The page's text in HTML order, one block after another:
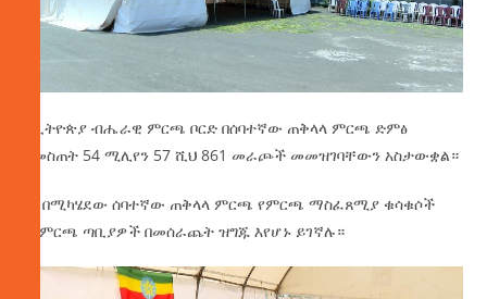
የኢትዮጵያ ብሔራዊ ምርጫ ቦርድ በሰባተኛው ጠቅላላ ምርጫ ድምፅ
ለመስጠት 54 ሚሊየን 57 ሺህ 861 መራጮች መመዝገባቸውን አስታውቋል።
ነገ በሚካሄደው ሰባተኛው ጠቅላላ ምርጫ የምርጫ ማስፈጸሚያ ቁሳቁሶች
በየምርጫ ጣቢያዎች በመሰራጨት ዝግጁ እየሆኑ ይገኛሉ።